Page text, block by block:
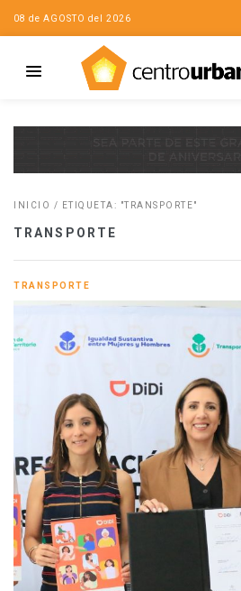
08 de AGOSTO del 2026
INICIO / ETIQUETA: "TRANSPORTE"
TRANSPORTE
TRANSPORTE